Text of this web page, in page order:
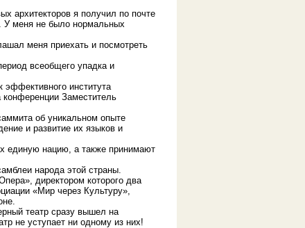
архитекторов я получил по почте
У меня не было нормальных
меня приехать и посмотреть
всеобщего упадка и
эффективного института
конференции Заместитель
об уникальном опыте
и развитие их языков и
единую нацию, а также принимают
народа этой страны.
директором которого два
«Мир через Культуру»,
театр сразу вышел на
не уступает ни одному из них!